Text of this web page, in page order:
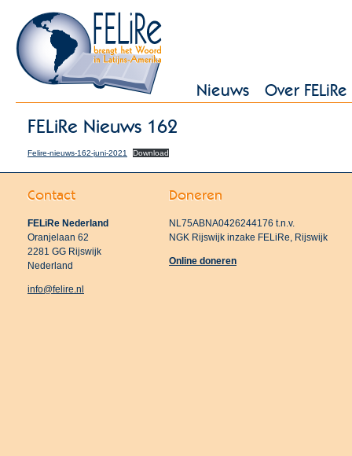
Nieuws Over FELiRe
FELiRe Nieuws 162
Felire-nieuws-162-juni-2021 Download
Contact
FELiRe Nederland
Oranjelaan 62
2281 GG Rijswijk
Nederland
info@felire.nl
Doneren
NL75ABNA0426244176 t.n.v.
NGK Rijswijk inzake FELiRe, Rijswijk
Online doneren